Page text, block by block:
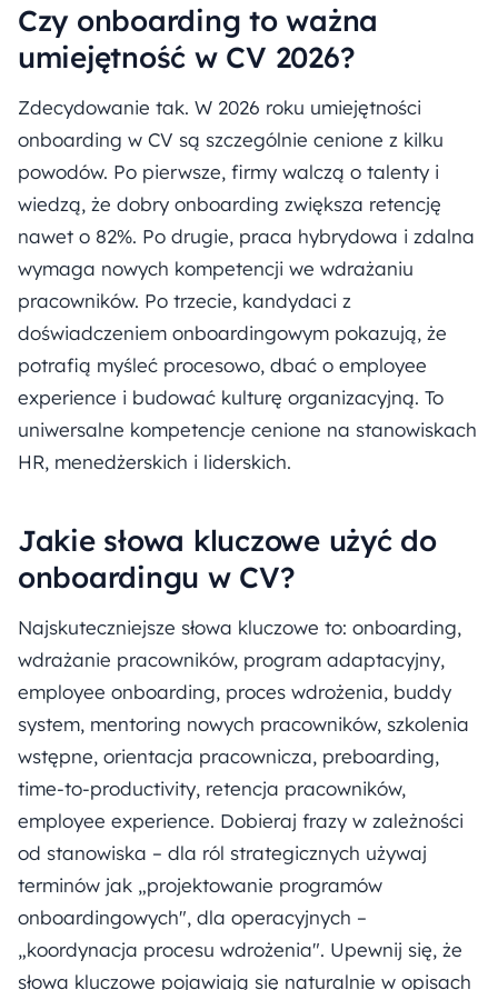
Czy onboarding to ważna
umiejętność w CV 2026?
Zdecydowanie tak. W 2026 roku umiejętności
onboarding w CV są szczególnie cenione z kilku
powodów. Po pierwsze, firmy walczą o talenty i
wiedzą, że dobry onboarding zwiększa retencję
nawet o 82%. Po drugie, praca hybrydowa i zdalna
wymaga nowych kompetencji we wdrażaniu
pracowników. Po trzecie, kandydaci z
doświadczeniem onboardingowym pokazują, że
potrafią myśleć procesowo, dbać o employee
experience i budować kulturę organizacyjną. To
uniwersalne kompetencje cenione na stanowiskach
HR, menedżerskich i liderskich.
Jakie słowa kluczowe użyć do
onboardingu w CV?
Najskuteczniejsze słowa kluczowe to: onboarding,
wdrażanie pracowników, program adaptacyjny,
employee onboarding, proces wdrożenia, buddy
system, mentoring nowych pracowników, szkolenia
wstępne, orientacja pracownicza, preboarding,
time-to-productivity, retencja pracowników,
employee experience. Dobieraj frazy w zależności
od stanowiska – dla ról strategicznych używaj
terminów jak „projektowanie programów
onboardingowych", dla operacyjnych –
„koordynacja procesu wdrożenia". Upewnij się, że
słowa kluczowe pojawiają się naturalnie w opisach